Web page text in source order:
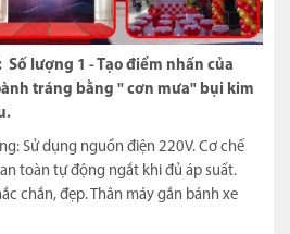
Số lượng 1 - Tạo điểm nhấn của
tráng bằng " cơn mưa" bụi kim
Sử dụng nguồn điện 220V. Cơ chế
toàn tự động ngắt khi đủ áp suất.
chắn, đẹp. Thân máy gắn bánh xe